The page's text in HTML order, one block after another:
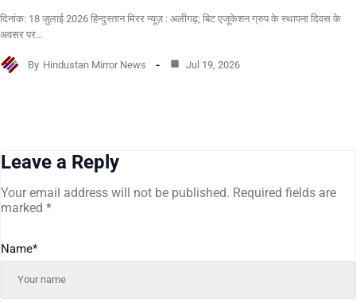
दिनांक: 18 जुलाई 2026 हिन्दुस्तान मिरर न्यूज़ : अलीगढ़; बिट एजूकेशन ग्रुप के स्थापना दिवस के
अवसर पर…
By Hindustan Mirror News Jul 19, 2026
Leave a Reply
Your email address will not be published. Required fields are
marked *
Name*